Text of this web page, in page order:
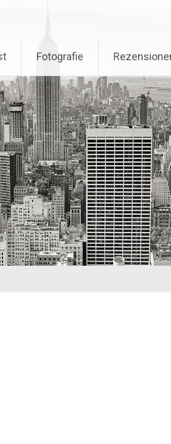
Fotografie